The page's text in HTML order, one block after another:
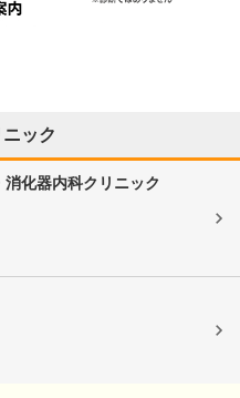
ック
化器内科クリニック